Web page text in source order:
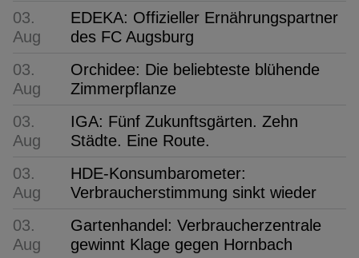
03.
Aug
EDEKA: Offizieller Ernährungspartner
des FC Augsburg
03.
Aug
Orchidee: Die beliebteste blühende
Zimmerpflanze
03.
Aug
IGA: Fünf Zukunftsgärten. Zehn
Städte. Eine Route.
03.
Aug
HDE-Konsumbarometer:
Verbraucherstimmung sinkt wieder
03.
Aug
Gartenhandel: Verbraucherzentrale
gewinnt Klage gegen Hornbach